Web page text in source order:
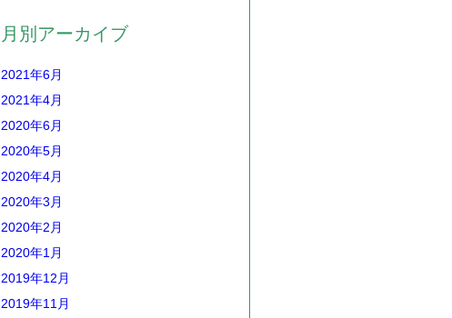
月別アーカイブ
2021年6月
2021年4月
2020年6月
2020年5月
2020年4月
2020年3月
2020年2月
2020年1月
2019年12月
2019年11月